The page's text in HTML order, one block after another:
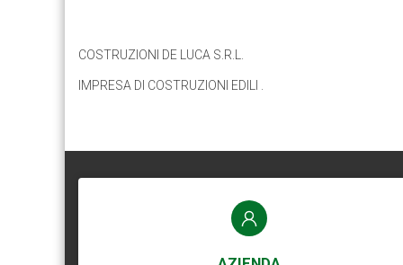
COSTRUZIONI DE LUCA S.R.L.
IMPRESA DI COSTRUZIONI EDILI .